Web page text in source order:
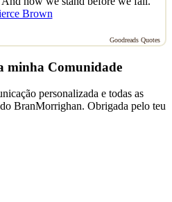
Brown
Goodreads Quotes
minha Comunidade
personalizada e todas as
BranMorrighan. Obrigada pelo teu